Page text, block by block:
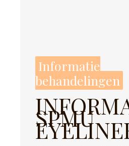
Informatie
behandelingen
SPMU